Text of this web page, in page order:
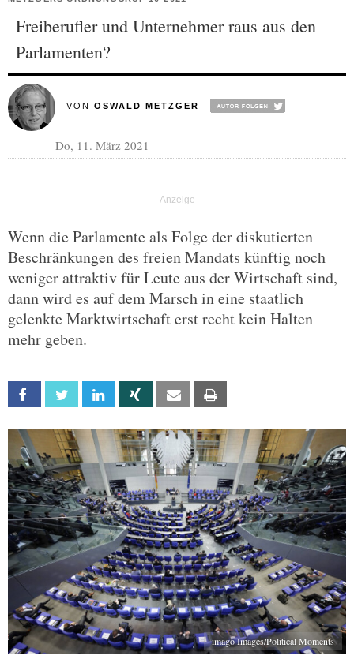
Freiberufler und Unternehmer raus aus den
Parlamenten?
VON OSWALD METZGER
Do, 11. März 2021
Wenn die Parlamente als Folge der diskutierten
Beschränkungen des freien Mandats künftig noch
weniger attraktiv für Leute aus der Wirtschaft sind,
dann wird es auf dem Marsch in eine staatlich
gelenkte Marktwirtschaft erst recht kein Halten
mehr geben.
Facebook Twitter Linkedin Xing Email
imago Images/Political Moments